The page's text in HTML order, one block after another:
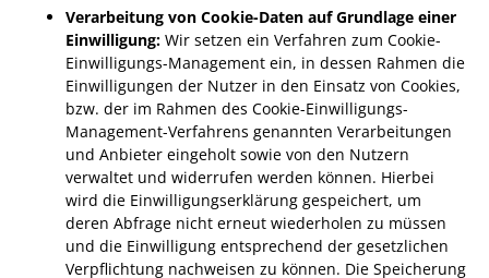
Verarbeitung von Cookie-Daten auf Grundlage einer
Einwilligung: Wir setzen ein Verfahren zum Cookie-
Einwilligungs-Management ein, in dessen Rahmen die
Einwilligungen der Nutzer in den Einsatz von Cookies,
bzw. der im Rahmen des Cookie-Einwilligungs-
Management-Verfahrens genannten Verarbeitungen
und Anbieter eingeholt sowie von den Nutzern
verwaltet und widerrufen werden können. Hierbei
wird die Einwilligungserklärung gespeichert, um
deren Abfrage nicht erneut wiederholen zu müssen
und die Einwilligung entsprechend der gesetzlichen
Verpflichtung nachweisen zu können. Die Speicherung